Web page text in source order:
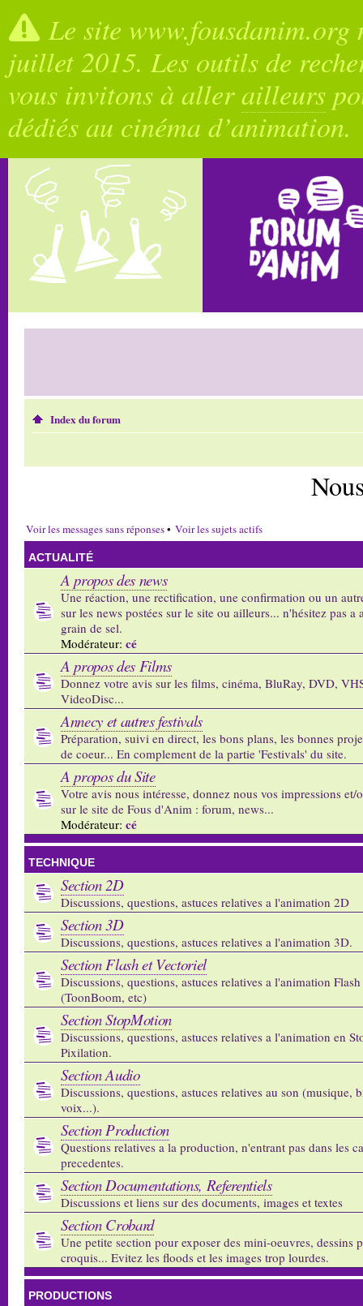
Le site
juillet 2015. Les outils de
vous invitons à allerailleurs
dédiés au cinéma d’animation.
Index du forum
Voir les messages sans réponses• Voir les sujets actifs
ACTUALITÉ
A propos des news
Une réaction, une rectification, une confirmation ou un
sur les news postées sur le site ou ailleurs... n'hésitez pas a
grain de sel.
Modérateur: cé
A propos des Films
Donnez votre avis sur les films, cinéma, BluRay, DVD,
VideoDisc...
Annecy et autres festivals
Préparation, suivi en direct, les bons plans, les bonnes
de coeur... En complement de la partie 'Festivals' du site.
A propos du Site
Votre avis nous intéresse, donnez nous vos impressions et/
sur le site de Fous d'Anim : forum, news...
Modérateur: cé
TECHNIQUE
Section 2D
Discussions, questions, astuces relatives a l'animation 2D
Section 3D
Discussions, questions, astuces relatives a l'animation 3D.
Section Flash et Vectoriel
Discussions, questions, astuces relatives a l'animation
(ToonBoom, etc)
Section StopMotion
Discussions, questions, astuces relatives a l'animation en
Pixilation.
Section Audio
Discussions, questions, astuces relatives au son (musique,
voix...).
Section Production
Questions relatives a la production, n'entrant pas dans les
precedentes.
Section Documentations, Referentiels
Discussions et liens sur des documents, images et textes
Section Crobard
Une petite section pour exposer des mini-oeuvres, dessins
croquis... Evitez les floods et les images trop lourdes.
PRODUCTIONS